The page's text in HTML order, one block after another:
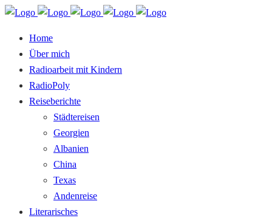
Home
Über mich
Radioarbeit mit Kindern
RadioPoly
Reiseberichte
Städtereisen
Georgien
Albanien
China
Texas
Andenreise
Literarisches